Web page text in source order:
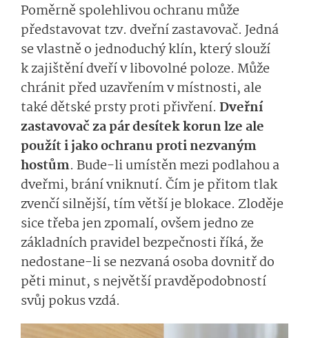
Poměrně spolehlivou ochranu může
představovat tzv. dveřní zastavovač. Jedná
se vlastně o jednoduchý klín, který slouží
k zajištění dveří v libovolné poloze. Může
chránit před uzavřením v místnosti, ale
také dětské prsty proti přivření. Dveřní
zastavovač za pár desítek korun lze ale
použít i jako ochranu proti nezvaným
hostům. Bude-li umístěn mezi podlahou a
dveřmi, brání vniknutí. Čím je přitom tlak
zvenčí silnější, tím větší je blokace. Zloděje
sice třeba jen zpomalí, ovšem jedno ze
základních pravidel bezpečnosti říká, že
nedostane-li se nezvaná osoba dovnitř do
pěti minut, s největší pravděpodobností
svůj pokus vzdá.